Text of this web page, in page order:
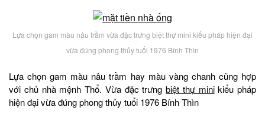
Lựa chọn gam màu nâu trầm vừa đặc trưng biệt thự mini kiểu pháp hiện đại
vừa đúng phong thủy tuổi 1976 Bính Thìn
Lựa chọn gam màu nâu trầm hay màu vàng chanh cũng hợp
với chủ nhà mệnh Thổ. Vừa đặc trưng biệt thự minikiểu pháp
hiện đại vừa đúng phong thủy tuổi 1976 Bính Thìn